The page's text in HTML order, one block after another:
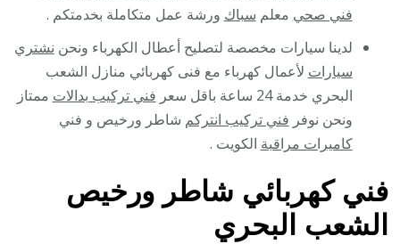
فني صحي معلم سباك ورشة عمل متكاملة بخدمتكم .
لدينا سيارات مخصصة لتصليح أعطال الكهرباء ونحن نشتري
سيارات لأعمال كهرباء مع فنى كهربائي منازل الشعب
البحري خدمة 24 ساعة باقل سعر
فني تركيب بدالات ممتاز
ونحن نوفر فني تركيب انتركم شاطر ورخيص و فني
كاميرات مراقبة الكويت .
فني كهربائي شاطر ورخيص
الشعب البحري